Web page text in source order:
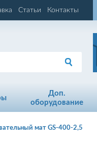
Статьи Контакты
Доп.
оборудование
мат GS-400-2,5